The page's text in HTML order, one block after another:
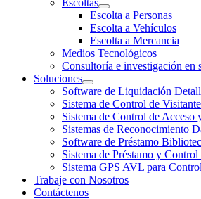
Escoltas
Escolta a Personas
Escolta a Vehículos
Escolta a Mercancia
Medios Tecnológicos
Consultoría e investigación en
Soluciones
Software de Liquidación
Sistema de Control de
Sistema de Control de Acceso
Sistemas de Reconocimiento
Software de Préstamo
Sistema de Préstamo y
Sistema GPS AVL para
Trabaje con Nosotros
Contáctenos